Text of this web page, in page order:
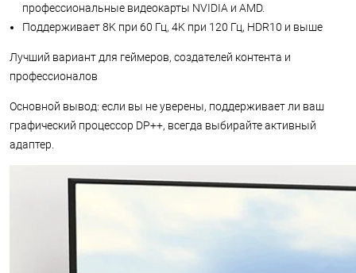
профессиональные видеокарты NVIDIA и AMD.
Поддерживает 8K при 60 Гц, 4K при 120 Гц, HDR10 и выше
Лучший вариант для геймеров, создателей контента и
профессионалов
Основной вывод: если вы не уверены, поддерживает ли ваш
графический процессор DP++, всегда выбирайте активный
адаптер.